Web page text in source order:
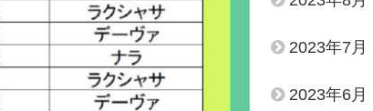
2023年7月
2023年6月